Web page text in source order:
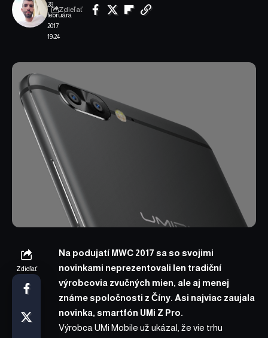
28.
februára
2017
19:24
Zdieľať
Zdieľať
Na podujatí MWC 2017 sa so svojimi
novinkami neprezentovali len tradiční
výrobcovia zvučných mien, ale aj menej
známe spoločnosti z Číny. Asi najviac zaujala
novinka, smartfón UMi Z Pro.
Výrobca UMi Mobile už ukázal, že vie trhu